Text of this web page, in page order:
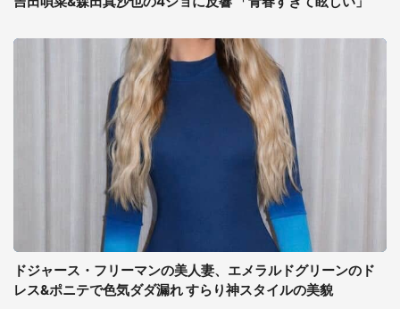
ドジャース・フリーマンの美人妻、エメラルドグリーンのド
レス&ポニテで色気ダダ漏れ すらり神スタイルの美貌